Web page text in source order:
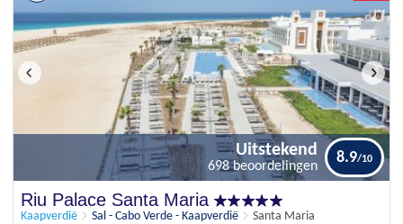
Uitstekend
698 beoordelingen
Riu Palace Santa Maria
Kaapverdië Sal - Cabo Verde - Kaapverdië Santa Maria
Uitstekend
698 beoordelingen
8.9